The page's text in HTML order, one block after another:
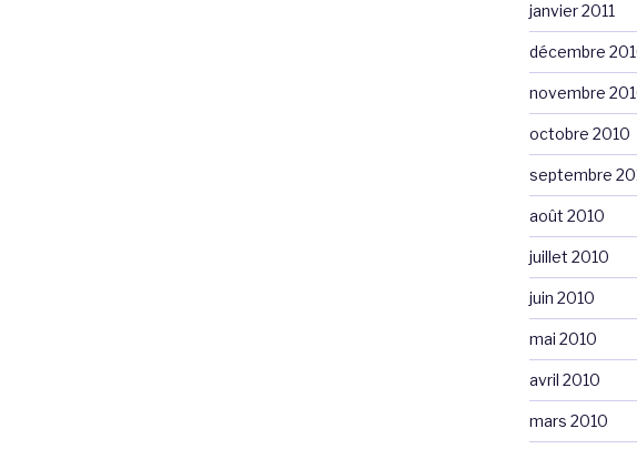
janvier 2011
décembre
novembre
octobre 2010
septembre
août 2010
juillet 2010
juin 2010
mai 2010
avril 2010
mars 2010